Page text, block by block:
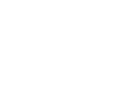
的生产流程、核
可。